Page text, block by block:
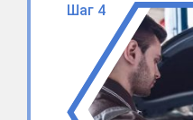
Шаг 4